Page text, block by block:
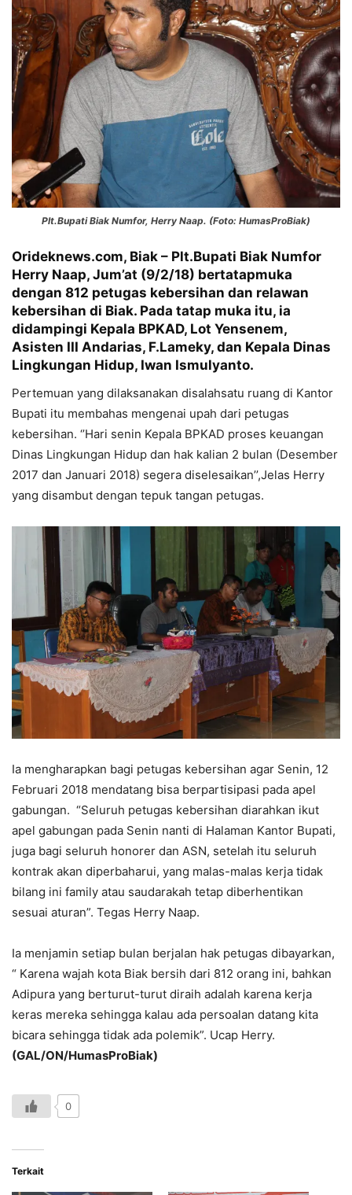
Plt.Bupati Biak Numfor, Herry Naap. (Foto: HumasProBiak)
Orideknews.com, Biak – Plt.Bupati Biak Numfor
Herry Naap, Jum’at (9/2/18) bertatapmuka
dengan 812 petugas kebersihan dan relawan
kebersihan di Biak. Pada tatap muka itu, ia
didampingi Kepala BPKAD, Lot Yensenem,
Asisten III Andarias, F.Lameky, dan Kepala Dinas
Lingkungan Hidup, Iwan Ismulyanto.
Pertemuan yang dilaksanakan disalahsatu ruang di Kantor
Bupati itu membahas mengenai upah dari petugas
kebersihan. ‘’Hari senin Kepala BPKAD proses keuangan
Dinas Lingkungan Hidup dan hak kalian 2 bulan (Desember
2017 dan Januari 2018) segera diselesaikan’’,Jelas Herry
yang disambut dengan tepuk tangan petugas.
Ia mengharapkan bagi petugas kebersihan agar Senin, 12
Februari 2018 mendatang bisa berpartisipasi pada apel
gabungan. “Seluruh petugas kebersihan diarahkan ikut
apel gabungan pada Senin nanti di Halaman Kantor Bupati,
juga bagi seluruh honorer dan ASN, setelah itu seluruh
kontrak akan diperbaharui, yang malas-malas kerja tidak
bilang ini family atau saudarakah tetap diberhentikan
sesuai aturan”. Tegas Herry Naap.
Ia menjamin setiap bulan berjalan hak petugas dibayarkan,
“ Karena wajah kota Biak bersih dari 812 orang ini, bahkan
Adipura yang berturut-turut diraih adalah karena kerja
keras mereka sehingga kalau ada persoalan datang kita
bicara sehingga tidak ada polemik”. Ucap Herry.
(GAL/ON/HumasProBiak)
0
Terkait